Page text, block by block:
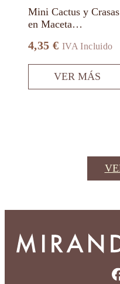
Mini Cactus y Crasas
en Maceta
4,35 € IVA Incluido
VER MÁS
la
página
producto